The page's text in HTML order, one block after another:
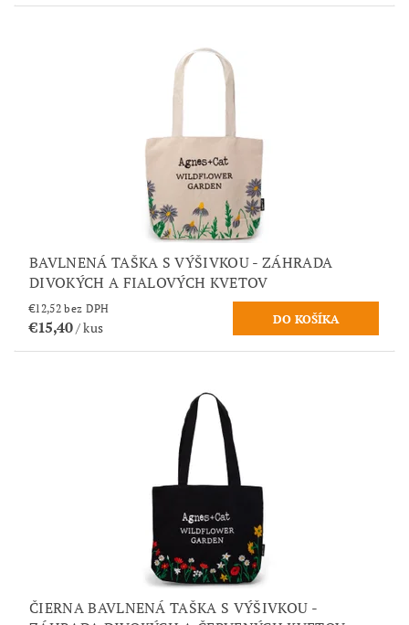
BAVLNENÁ TAŠKA S VÝŠIVKOU - ZÁHRADA
DIVOKÝCH A FIALOVÝCH KVETOV
€12,52 bez DPH
€15,40/ kus
ČIERNA BAVLNENÁ TAŠKA S VÝŠIVKOU -